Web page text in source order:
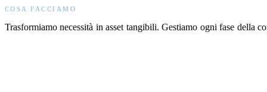
COSA FACCIAMO
Trasformiamo necessità in asset tangibili. Gestiamo ogni fase della